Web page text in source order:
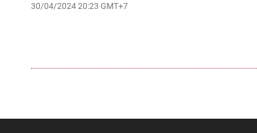
30/04/2024 20:23 GMT+7